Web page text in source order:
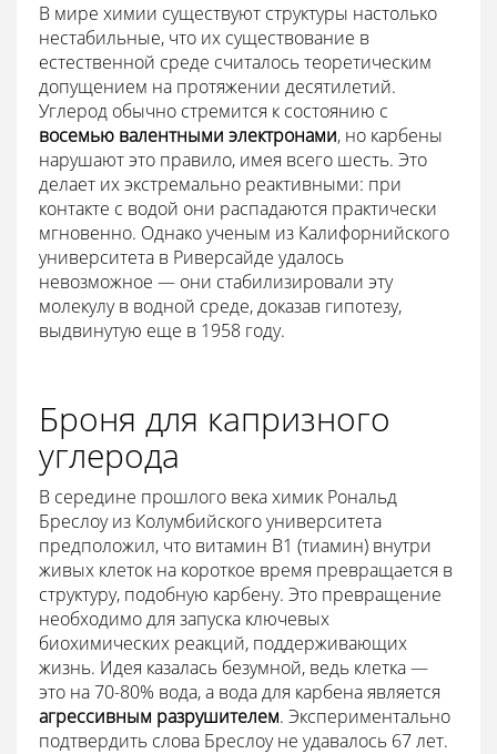
В мире химии существуют структуры настолько
нестабильные, что их существование в
естественной среде считалось теоретическим
допущением на протяжении десятилетий.
Углерод обычно стремится к состоянию с
восемью валентными электронами, но карбены
нарушают это правило, имея всего шесть. Это
делает их экстремально реактивными: при
контакте с водой они распадаются практически
мгновенно. Однако ученым из Калифорнийского
университета в Риверсайде удалось
невозможное — они стабилизировали эту
молекулу в водной среде, доказав гипотезу,
выдвинутую еще в 1958 году.
Броня для капризного
углерода
В середине прошлого века химик Рональд
Бреслоу из Колумбийского университета
предположил, что витамин B1 (тиамин) внутри
живых клеток на короткое время превращается в
структуру, подобную карбену. Это превращение
необходимо для запуска ключевых
биохимических реакций, поддерживающих
жизнь. Идея казалась безумной, ведь клетка —
это на 70-80% вода, а вода для карбена является
агрессивным разрушителем. Экспериментально
подтвердить слова Бреслоу не удавалось 67 лет.